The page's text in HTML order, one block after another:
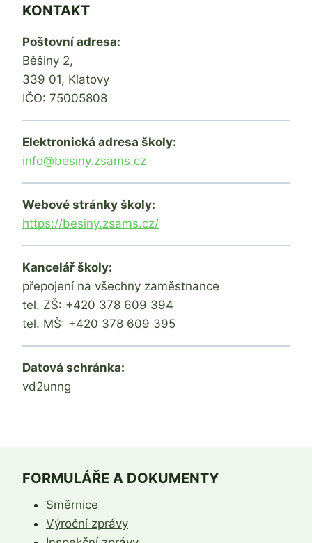
KONTAKT
Poštovní adresa:
Běšiny 2,
339 01, Klatovy
IČO: 75005808
Elektronická adresa školy:
info@besiny.zsams.cz
Webové stránky školy:
https://besiny.zsams.cz/
Kancelář školy:
přepojení na všechny zaměstnance
tel. ZŠ: +420 378 609 394
tel. MŠ: +420 378 609 395
Datová schránka:
vd2unng
FORMULÁŘE A DOKUMENTY
Směrnice
Výroční zprávy